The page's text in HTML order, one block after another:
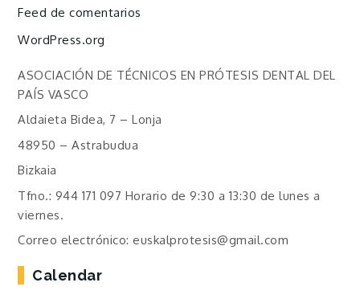
Feed de comentarios
WordPress.org
ASOCIACIÓN DE TÉCNICOS EN PRÓTESIS DENTAL DEL
PAÍS VASCO
Aldaieta Bidea, 7 – Lonja
48950 – Astrabudua
Bizkaia
Tfno.: 944 171 097 Horario de 9:30 a 13:30 de lunes a
viernes.
Correo electrónico: euskalprotesis@gmail.com
Calendar